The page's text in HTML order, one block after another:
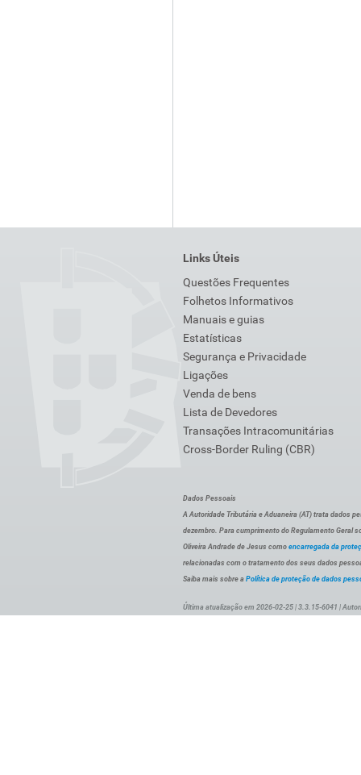
Links Úteis
Questões Frequentes
Folhetos Informativos
Manuais e guias
Estatísticas
Segurança e Privacidade
Ligações
Venda de bens
Lista de Devedores
Transações Intracomunitárias
Cross-Border Ruling (CBR)
Dados Pessoais
A Autoridade Tributária e Aduaneira (AT) trata dados
dezembro. Para cumprimento do Regulamento Geral
Oliveira Andrade de Jesus como encarregada da
relacionadas com o tratamento dos seus dados
Saiba mais sobre a Política de proteção de dados
Última atualização em 2026-02-25 | 3.3.15-6041 |